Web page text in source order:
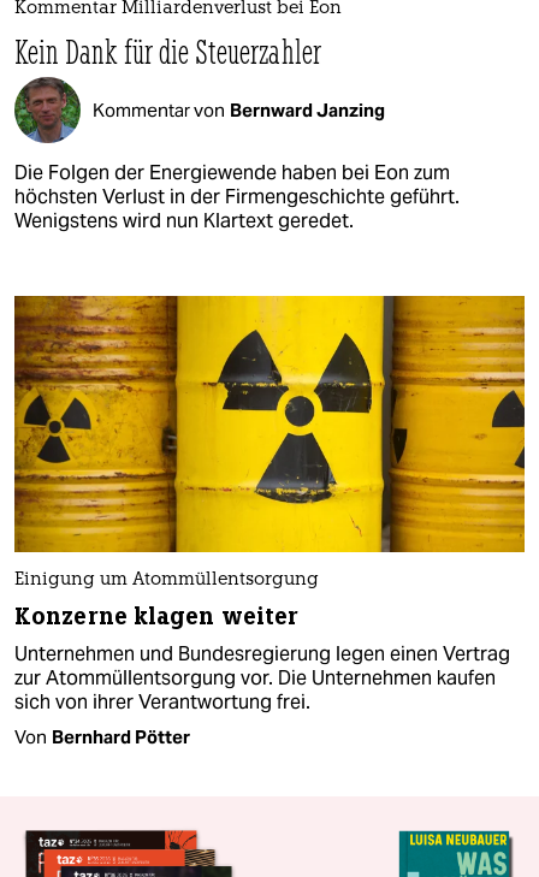
Kommentar Milliardenverlust bei Eon
Kein Dank für die Steuerzahler
Kommentar von Bernward Janzing
Die Folgen der Energiewende haben bei Eon zum
höchsten Verlust in der Firmengeschichte geführt.
Wenigstens wird nun Klartext geredet.
Einigung um Atommüllentsorgung
Konzerne klagen weiter
Unternehmen und Bundesregierung legen einen Vertrag
zur Atommüllentsorgung vor. Die Unternehmen kaufen
sich von ihrer Verantwortung frei.
Von Bernhard Pötter